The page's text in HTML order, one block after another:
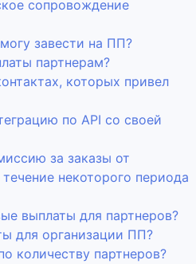
сопровождение
завести на ПП?
партнерам?
которых привел
по API со своей
за заказы от
некоторого периода
выплаты для партнеров?
для организации ПП?
количеству партнеров?